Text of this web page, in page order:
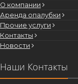
О компании
Аренда опалубки
Прочие услуги
Контакты
Новости
Наши Контакты